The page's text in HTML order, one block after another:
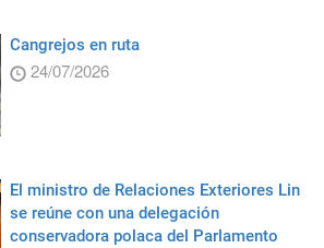
Cangrejos en ruta
24/07/2026
El ministro de Relaciones Exteriores Lin
se reúne con una delegación
conservadora polaca del Parlamento